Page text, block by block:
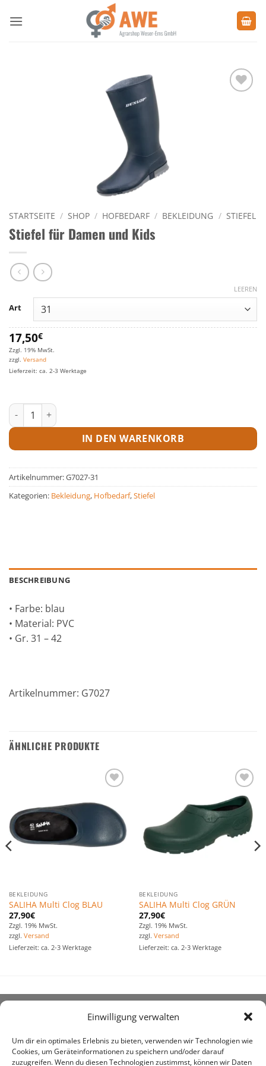
Einwilligung verwalten
Um dir ein optimales Erlebnis zu bieten, verwenden wir Technologien wie
Cookies, um Geräteinformationen zu speichern und/oder darauf
zuzugreifen. Wenn du diesen Technologien zustimmst, können wir Daten
Inhalt
STARTSEITE / SHOP / HOFBEDARF / BEKLEIDUNG / STIEFEL
Stiefel für Damen und Kids
Art
LEEREN
17,50€
Zzgl. 19% MwSt.
zzgl. Versand
Lieferzeit: ca. 2-3 Werktage
Stiefel für Damen und Kids Menge
IN DEN WARENKORB
Artikelnummer:G7027-31
Kategorien: Bekleidung, Hofbedarf,Stiefel
BESCHREIBUNG
• Farbe: blau
• Material: PVC
• Gr. 31 – 42
Artikelnummer: G7027
ÄHNLICHE PRODUKTE
Favoriten
hinzufügen
BEKLEIDUNG
SALIHA Multi Clog BLAU
27,90€
Zzgl. 19% MwSt.
zzgl. Versand
Lieferzeit: ca. 2-3 Werktage
Zu den
Favoriten
hinzufügen
BEKLEIDUNG
SALIHA Multi Clog GRÜN
27,90€
Zzgl. 19% MwSt.
zzgl. Versand
Lieferzeit: ca. 2-3 Werktage